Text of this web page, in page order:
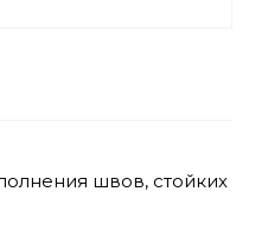
швов, стойких